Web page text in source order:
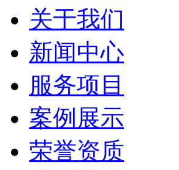
关于我们
新闻中心
服务项目
案例展示
荣誉资质